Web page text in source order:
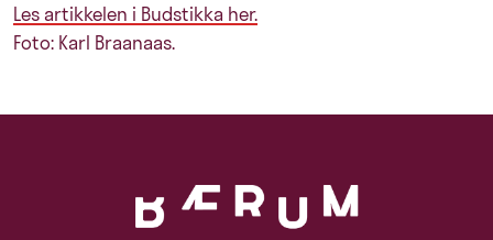
Les artikkelen i Budstikka her.
Foto: Karl Braanaas.